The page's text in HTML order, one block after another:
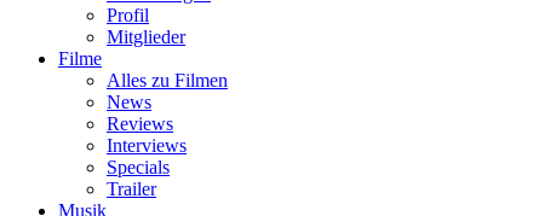
Profil
Mitglieder
Filme
Alles zu Filmen
News
Reviews
Interviews
Specials
Trailer
Musik